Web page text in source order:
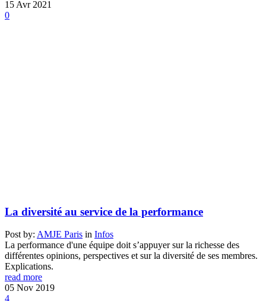
15 Avr 2021
0
La diversité au service de la performance
Post by: AMJE Paris in Infos
La performance d'une équipe doit s’appuyer sur la richesse des
différentes opinions, perspectives et sur la diversité de ses membres.
Explications.
read more
05 Nov 2019
4